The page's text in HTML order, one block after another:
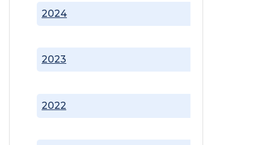
2022
2023
2024